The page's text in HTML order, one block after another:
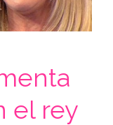
el rey